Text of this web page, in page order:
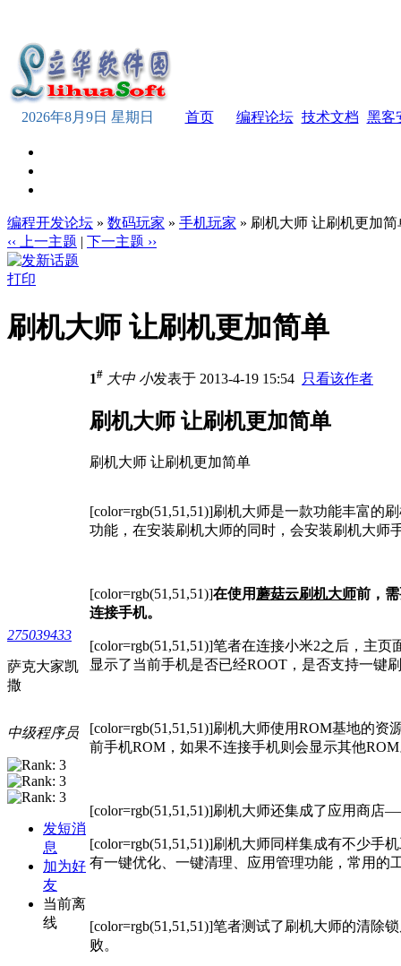
2026年8月9日 星期日 首页 编程论坛 技术文档 黑客
编程开发论坛 » 数码玩家 » 手机玩家 » 刷机大师 让刷机更加简
‹‹ 上一主题 | 下一主题 ››
打印
刷机大师 让刷机更加简单
275039433
萨克大家凯
撒
中级程序员
发短消
息
加为好
友
当前离
线
1# 大中 小发表于 2013-4-19 15:54 只看该作者
刷机大师 让刷机更加简单
刷机大师 让刷机更加简单
[color=rgb(51,51,51)]刷机大师是一款功能丰富的
功能，在安装刷机大师的同时，会安装刷机大师
[color=rgb(51,51,51)]在使用蘑菇云刷机大师前，
连接手机。
[color=rgb(51,51,51)]笔者在连接小米2之后，主页
显示了当前手机是否已经ROOT，是否支持一键
[color=rgb(51,51,51)]刷机大师使用ROM基地的资
前手机ROM，如果不连接手机则会显示其他
[color=rgb(51,51,51)]刷机大师还集成了应用商店
[color=rgb(51,51,51)]刷机大师同样集成有不少手
有一键优化、一键清理、应用管理功能，常用的
[color=rgb(51,51,51)]笔者测试了刷机大师的清除
败。